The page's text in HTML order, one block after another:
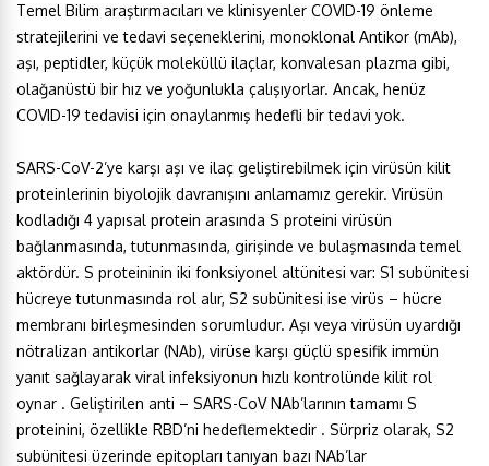
Temel Bilim araştırmacıları ve klinisyenler COVID-19 önleme
stratejilerini ve tedavi seçeneklerini, monoklonal Antikor (mAb),
aşı, peptidler, küçük moleküllü ilaçlar, konvalesan plazma gibi,
olağanüstü bir hız ve yoğunlukla çalışıyorlar. Ancak, henüz
COVID-19 tedavisi için onaylanmış hedefli bir tedavi yok.
SARS-CoV-2’ye karşı aşı ve ilaç geliştirebilmek için virüsün kilit
proteinlerinin biyolojik davranışını anlamamız gerekir. Virüsün
kodladığı 4 yapısal protein arasında S proteini virüsün
bağlanmasında, tutunmasında, girişinde ve bulaşmasında temel
aktördür. S proteininin iki fonksiyonel altünitesi var: S1 subünitesi
hücreye tutunmasında rol alır, S2 subünitesi ise virüs – hücre
membranı birleşmesinden sorumludur. Aşı veya virüsün uyardığı
nötralizan antikorlar (NAb), virüse karşı güçlü spesifik immün
yanıt sağlayarak viral infeksiyonun hızlı kontrolünde kilit rol
oynar . Geliştirilen anti – SARS-CoV NAb’larının tamamı S
proteinini, özellikle RBD’ni hedeflemektedir . Sürpriz olarak, S2
subünitesi üzerinde epitopları tanıyan bazı NAb’lar